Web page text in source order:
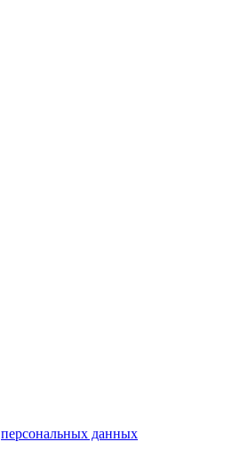
персональных данных